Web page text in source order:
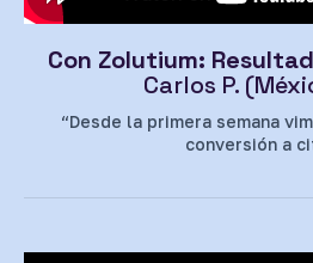
Con Zolutium:
Carlos P.
“Desde la primera semana
conversión a